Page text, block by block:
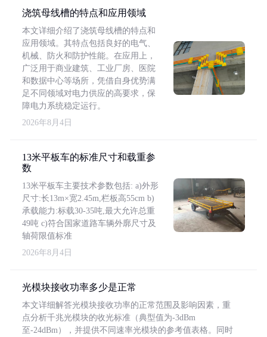
浇筑母线槽的特点和应用领域
本文详细介绍了浇筑母线槽的特点和
应用领域。其特点包括良好的电气、
机械、防火和防护性能。在应用上，
广泛用于商业建筑、工业厂房、医院
和数据中心等场所，凭借自身优势满
足不同领域对电力供应的高要求，保
障电力系统稳定运行。
2026年8月4日
13米平板车的标准尺寸和载重参
数
13米平板车主要技术参数包括: a)外形
尺寸:长13m×宽2.45m,栏板高55cm b)
承载能力:标载30-35吨,最大允许总重
49吨 c)符合国家道路车辆外廓尺寸及
轴荷限值标准
2026年8月4日
光模块接收功率多少是正常
本文详细解答光模块接收功率的正常范围及影响因素，重
点分析千兆光模块的收光标准（典型值为-3dBm
至-24dBm），并提供不同速率光模块的参考值表格。同时